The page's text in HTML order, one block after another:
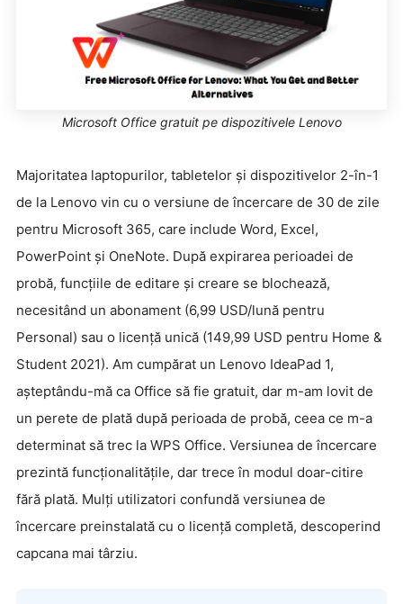
Microsoft Office gratuit pe dispozitivele Lenovo
Majoritatea laptopurilor, tabletelor și dispozitivelor 2-în-1
de la Lenovo vin cu o versiune de încercare de 30 de zile
pentru Microsoft 365, care include Word, Excel,
PowerPoint și OneNote. După expirarea perioadei de
probă, funcțiile de editare și creare se blochează,
necesitând un abonament (6,99 USD/lună pentru
Personal) sau o licență unică (149,99 USD pentru Home &
Student 2021). Am cumpărat un Lenovo IdeaPad 1,
așteptându-mă ca Office să fie gratuit, dar m-am lovit de
un perete de plată după perioada de probă, ceea ce m-a
determinat să trec la WPS Office. Versiunea de încercare
prezintă funcționalitățile, dar trece în modul doar-citire
fără plată. Mulți utilizatori confundă versiunea de
încercare preinstalată cu o licență completă, descoperind
capcana mai târziu.